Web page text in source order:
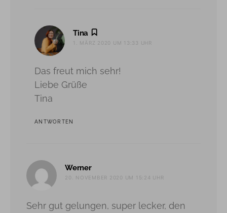
Tina
1. MÄRZ 2020 UM 13:33 UHR
Das freut mich sehr!
Liebe Grüße
Tina
ANTWORTEN
Wernersagt:
20. NOVEMBER 2020 UM 15:24 UHR
Sehr gut gelungen, super lecker, den